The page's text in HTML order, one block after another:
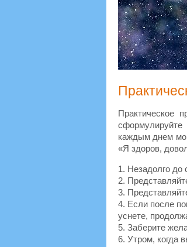
Практическое
каждым днем
«Я здоров,
1. Незадолго
2.
3.
4. Если после
уснете,
5. Заберите
6. Утром, когда